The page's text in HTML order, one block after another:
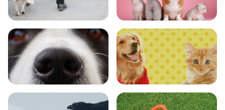
おでかけ 図鑑
エンタメ クイズ